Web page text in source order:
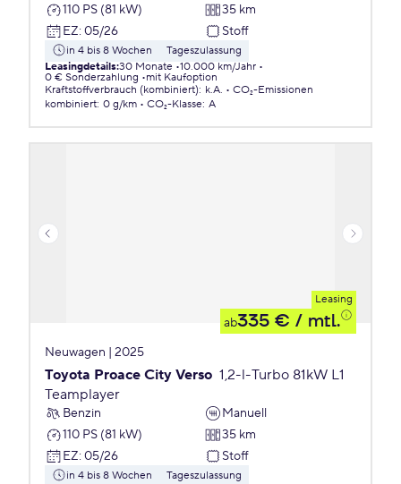
110 PS (81 kW)
35 km
EZ: 05/26 Stoff
in 4 bis 8 Wochen
Tageszulassung
Leasingdetails:30 Monate 10.000 km/Jahr
0 € Sonderzahlung
mit Kaufoption
Kraftstoffverbrauch (kombiniert): k.A.
CO₂-Emissionen
kombiniert: 0 g/km CO₂-Klasse: A
Leasing
ab335 € / mtl.
Neuwagen | 2025
Toyota Proace City Verso 1,2-l-Turbo 81kW L1
Teamplayer
Benzin
Manuell
110 PS (81 kW)
35 km
EZ: 05/26 Stoff
in 4 bis 8 Wochen
Tageszulassung